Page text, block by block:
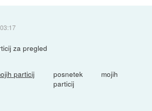
za pregled
posnetek mojih
particij